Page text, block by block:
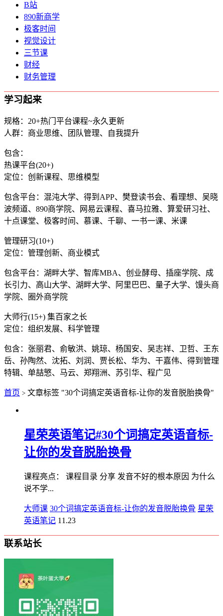
B站
890新商学
极客时间
视觉设计
三节课
财经
财务管理
学习起来
规格：20+热门平台课程~永久更新
人群：商业思维、团队管理、自我提升
包含：
热课平台(20+)
定位：创新课程、思维模型
包含平台：混沌大学、得到APP、樊登读书会、看理想、吴晓
波频道、890商学院、网易云课程、喜马拉雅、算爱研习社、
十点课堂、极客时间、慕课、千聊、一书一课、米课
管理研习(10+)
定位：管理创新、商业模式
包含平台：湖畔大学、智库MBA、创业酵母、插座学院、成
长引力、高山大学、湖畔大学、阿里巴巴、量子大学、馒头商
学院、圈外商学院
大师行(15+) 集百家之长
定位：组织发展、科学管理
包含：张丽君、俞敏洪、姚琼、杨国安、吴志祥、卫哲、王东
岳、孙陶然、沈拓、刘润、贾长松、华为、干嘉伟、得到管理
特辑、单喆慜、马云、郑翔洲、苏引华、程广见
首页 > 文章标签 "30个词搞定英语音标-让你的发音脱胎换骨"
星荣英语笔记#30个词搞定英语音标-
让你的发音脱胎换骨
课程亮点： 课程目录 分享 发音不好的根本原因 为什么
说不学...
大师课 30个词搞定英语音标-让你的发音脱胎换骨 星荣
英语笔记 11.23
联系站长